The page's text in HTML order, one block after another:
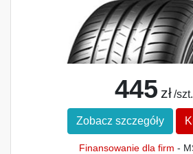
445 zł /szt.
Zobacz szczegóły
Finansowanie dla firm -